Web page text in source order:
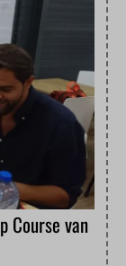
Course van